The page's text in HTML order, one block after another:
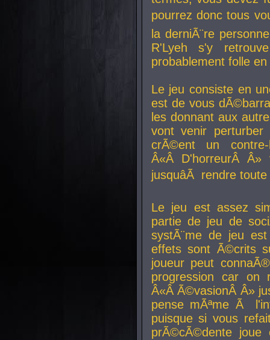
pourrez donc tous
la derniÃ¨re
R'Lyeh s'y
probablement folle
Le jeu consiste en
est de vous
les donnant aux
vont venir perturber
crÃ©ent un
Â«Â D'horreurÂ
jusquâÃ rendre
Le jeu est assez
partie de jeu de
systÃ¨me de jeu
effets sont Ã©crits
joueur peut
progression car
Â«Â Ã©vasionÂ Â»
pense mÃªme Ã
puisque si vous
prÃ©cÃ©dente